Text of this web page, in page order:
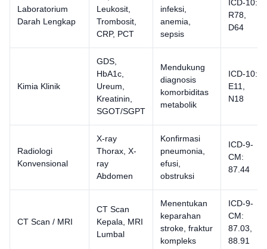
Laboratorium
Darah Lengkap
Leukosit,
Trombosit,
CRP, PCT
infeksi,
anemia,
sepsis
ICD-10:
R78,
D64
Kimia Klinik
GDS,
HbA1c,
Ureum,
Kreatinin,
SGOT/SGPT
Mendukung
diagnosis
komorbiditas
metabolik
ICD-10:
E11,
N18
Radiologi
Konvensional
X-ray
Thorax, X-
ray
Abdomen
Konfirmasi
pneumonia,
efusi,
obstruksi
ICD-9-
CM:
87.44
CT Scan / MRI
CT Scan
Kepala, MRI
Lumbal
Menentukan
keparahan
stroke, fraktur
kompleks
ICD-9-
CM:
87.03,
88.91